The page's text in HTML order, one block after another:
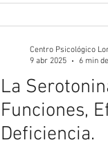
La
Funciones,
Deficiencia.
Centro Psicológico
9 abr 2025
6 min